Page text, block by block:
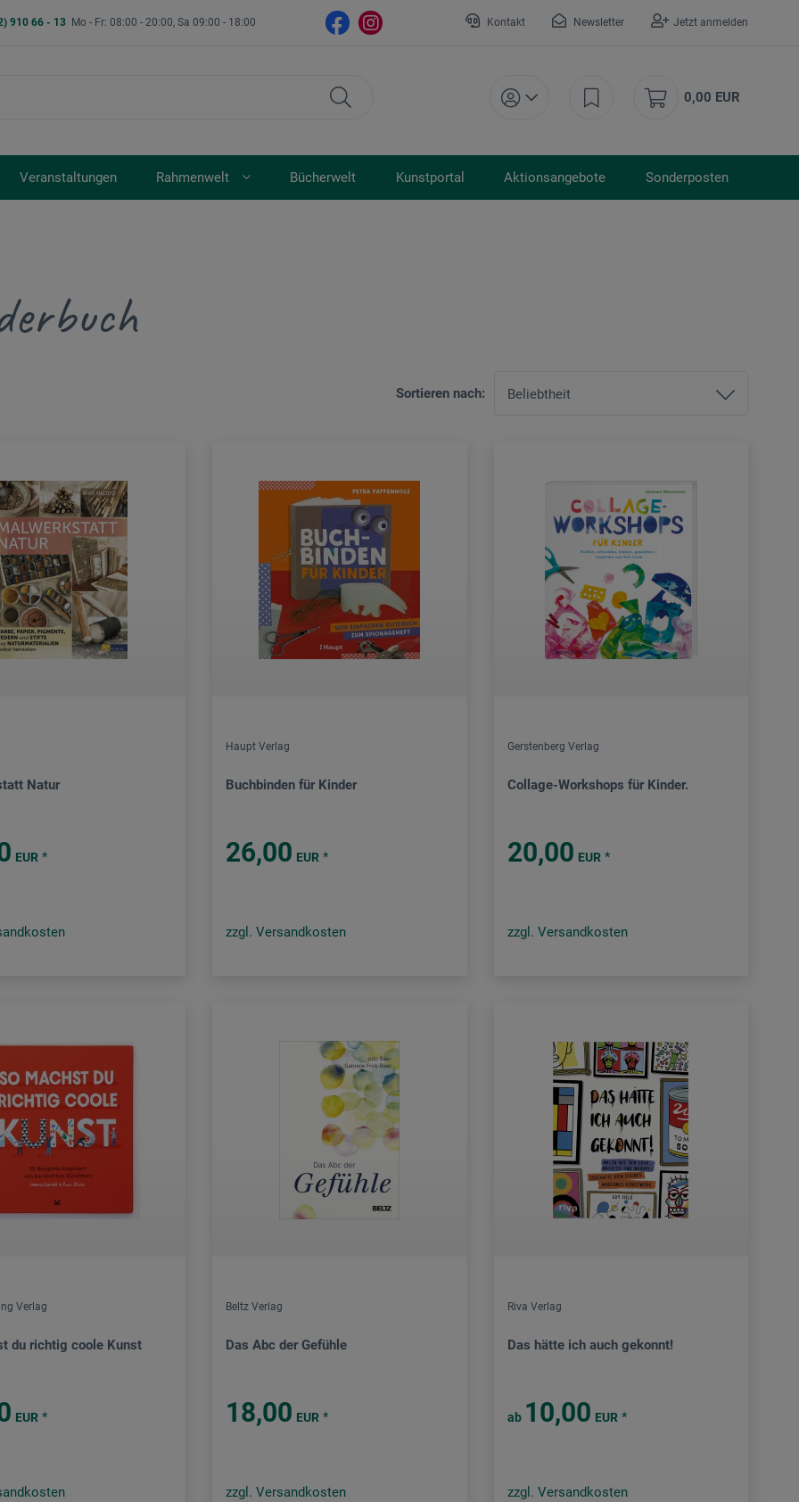
910 66 - 13 Mo - Fr: 08:00 - 20:00, Sa 09:00 - 18:00 Kontakt Newsletter Jetzt anmelden
0,00 EUR
Veranstaltungen Rahmenwelt Bücherwelt Kunstportal Aktionsangebote Sonderposten
Sortieren nach:
Natur
EUR *
Haupt Verlag
Buchbinden für Kinder
26,00 EUR *
zzgl. Versandkosten
Gerstenberg Verlag
Collage-Workshops für Kinder.
20,00 EUR *
zzgl. Versandkosten
Verlag
du richtig coole Kunst
EUR *
Beltz Verlag
Das Abc der Gefühle
18,00 EUR *
zzgl. Versandkosten
Riva Verlag
Das hätte ich auch gekonnt!
ab 10,00 EUR *
zzgl. Versandkosten